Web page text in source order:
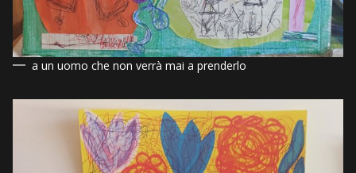
a un uomo che non verrà mai a prenderlo